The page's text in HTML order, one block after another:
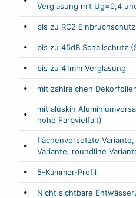
Verglasung mit Ug=0,4
bis zu RC2 Einbruchschutz
bis zu 45dB Schallschutz
bis zu 41mm Verglasung
mit zahlreichen
mit aluskin
hohe Farbvielfalt)
flächenversetzte
Variante, roundline
5-Kammer-Profil
Nicht sichtbare